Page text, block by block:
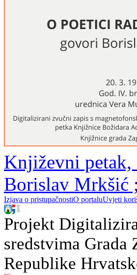
Književni
Borislav Mrkšić
Izjava o pristupačnostiO portaluUvjeti
Projekt
sredstvima
Republike